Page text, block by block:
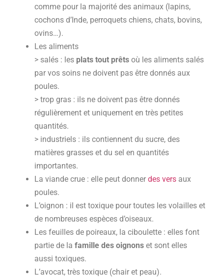
comme pour la majorité des animaux (lapins,
cochons d’Inde, perroquets chiens, chats, bovins,
ovins…).
Les aliments
> salés : les plats tout prêts où les aliments salés
par vos soins ne doivent pas être donnés aux
poules.
> trop gras : ils ne doivent pas être donnés
régulièrement et uniquement en très petites
quantités.
> industriels : ils contiennent du sucre, des
matières grasses et du sel en quantités
importantes.
La viande crue : elle peut donner des vers aux
poules.
L’oignon : il est toxique pour toutes les volailles et
de nombreuses espèces d’oiseaux.
Les feuilles de poireaux, la ciboulette : elles font
partie de la famille des oignons et sont elles
aussi toxiques.
L’avocat, très toxique (chair et peau).